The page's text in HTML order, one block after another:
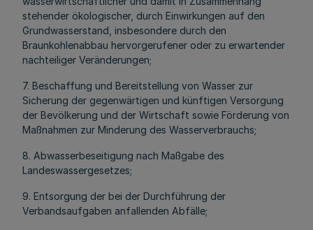
stehender ökologischer, durch Einwirkungen auf den
Grundwasserstand, insbesondere durch den
Braunkohlenabbau hervorgerufener oder zu erwartender
nachteiliger Veränderungen;
7. Beschaffung und Bereitstellung von Wasser zur
Sicherung der gegenwärtigen und künftigen Versorgung
der Bevölkerung und der Wirtschaft sowie Förderung von
Maßnahmen zur Minderung des Wasserverbrauchs;
8. Abwasserbeseitigung nach Maßgabe des
Landeswassergesetzes;
9. Entsorgung der bei der Durchführung der
Verbandsaufgaben anfallenden Abfälle;